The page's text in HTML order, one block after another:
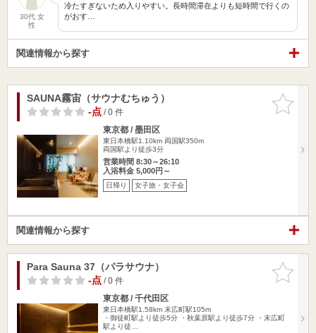
30代 女
性
冷たすぎないため入りやすい。長時間滞在よりも短時間で行くの
がおす…
関連情報から探す
お気に入
りに追加
SAUNA霧宙（サウナむちゅう）
-点/ 0 件
東京都 / 墨田区
東日本橋駅1.10km 両国駅350m
両国駅より徒歩3分
営業時間 8:30～26:10
入浴料金 5,000円～
日帰り 女子旅・女子会
関連情報から探す
お気に入
りに追加
Para Sauna 37（パラサウナ）
-点/ 0 件
東京都 / 千代田区
東日本橋駅1.58km 末広町駅105m
・御徒町駅より徒歩5分 ・秋葉原駅より徒歩7分 ・末広町
駅より徒…